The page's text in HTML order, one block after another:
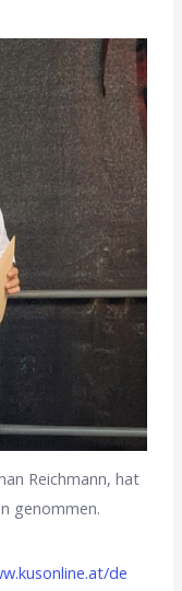
Reichmann, hat
genommen.
de